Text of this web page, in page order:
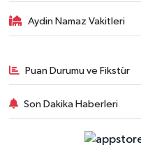
Aydin Namaz Vakitleri
Puan Durumu ve Fikstür
Son Dakika Haberleri